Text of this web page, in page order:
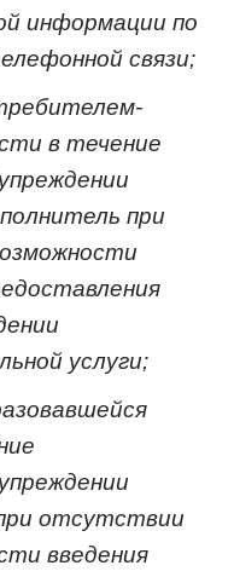
информации по
связи;
в течение
при
услуги;
отсутствии
введения